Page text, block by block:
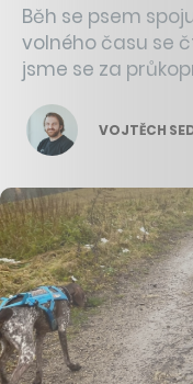
Běh se psem
volného času se
jsme se za
VOJTĚCH